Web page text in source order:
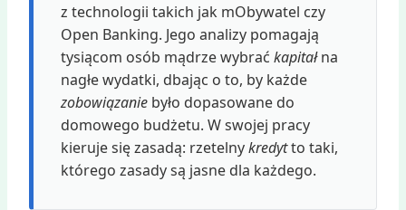
z technologii takich jak mObywatel czy
Open Banking. Jego analizy pomagają
tysiącom osób mądrze wybrać kapitałna
nagłe wydatki, dbając o to, by każde
zobowiązaniebyło dopasowane do
domowego budżetu. W swojej pracy
kieruje się zasadą: rzetelnykredytto taki,
którego zasady są jasne dla każdego.